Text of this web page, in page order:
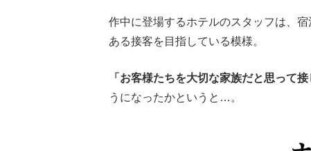
作中に登場するホテルのスタッフは、
ある接客を目指している模様。
「お客様たちを大切な家族だと思って接
うになったかというと…。